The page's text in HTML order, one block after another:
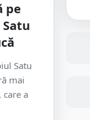
pe
Satu
mai
care a